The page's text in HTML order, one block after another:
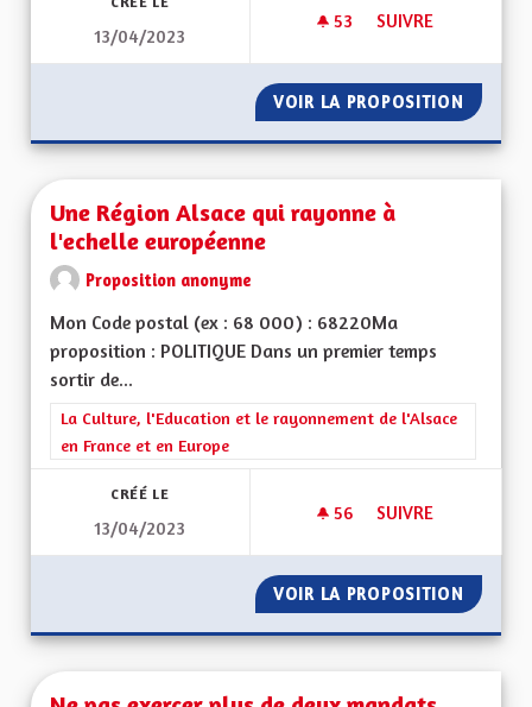
13/04/2023
53 53 ABONNÉS
SUIVRE
VOIR LA PROPOSITION
Une Région Alsace qui rayonne à
l'echelle européenne
Proposition anonyme
Mon Code postal (ex : 68 000) : 68220Ma
proposition : POLITIQUE Dans un premier temps
sortir de...
Filtrer les résultats de la catégorie : La Culture, l'Education et
La Culture, l'Education et le rayonnement de l'Alsace
en France et en Europe
CRÉÉ LE
13/04/2023
56 56 ABONNÉS
SUIVRE
VOIR LA PROPOSITION UNE